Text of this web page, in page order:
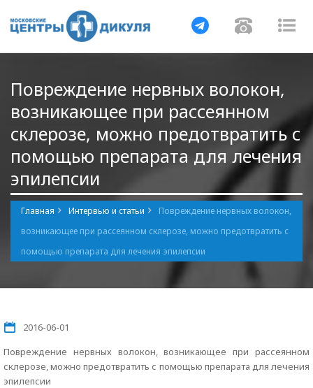
Навигация
Повреждение нервных волокон,
возникающее при рассеянном
склерозе, можно предотвратить с
помощью препарата для лечения
эпилепсии
Главная Интервью и статьи
Повреждение нервных волокон,
возникающее при рассеянном склерозе, можно предотвратить с
помощью препарата для лечения эпилепсии
2016-06-01
Повреждение нервных волокон, возникающее при рассеянном
склерозе, можно предотвратить с помощью препарата для лечения
эпилепсии